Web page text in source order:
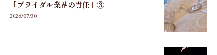
「ブライダル業界の責任」③
2026/07/30